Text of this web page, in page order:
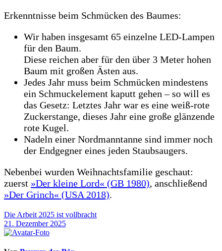
Erkenntnisse beim Schmücken des Baumes:
Wir haben insgesamt 65 einzelne LED-Lampen
für den Baum.
Diese reichen aber für den über 3 Meter hohen
Baum mit großen Ästen aus.
Jedes Jahr muss beim Schmücken mindestens
ein Schmuckelement kaputt gehen – so will es
das Gesetz: Letztes Jahr war es eine weiß-rote
Zuckerstange, dieses Jahr eine große glänzende
rote Kugel.
Nadeln einer Nordmanntanne sind immer noch
der Endgegner eines jeden Staubsaugers.
Nebenbei wurden Weihnachtsfamilie geschaut:
zuerst »Der kleine Lord« (GB 1980), anschließend
»Der Grinch« (USA 2018).
Beitragsnavigation
Die Arbeit 2025 ist vollbracht
21. Dezember 2025